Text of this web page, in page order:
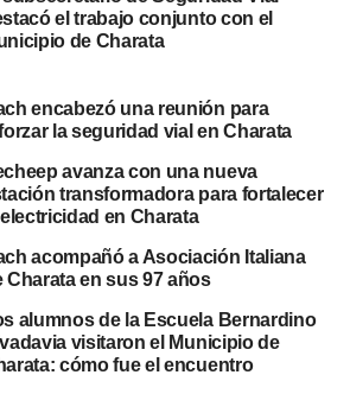
reconocimiento
tuvo varios momentos
notas anteriores del día, el jefe de
Ariel Santo, destacó el momento
equipos y voluntarios. La
Cruz Trangoni , dos jóvenes que se
al cuerpo activo, sumando
el trabajo conjunto con el
de Charata
encabezó una reunión para
la seguridad vial en Charata
avanza con una nueva
transformadora para fortalecer
electricidad en Charata
acompañó a Asociación Italiana
Charata en sus 97 años
alumnos de la Escuela Bernardino
visitaron el Municipio de
cómo fue el encuentro